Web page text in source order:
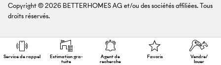
Copyright ©2026 BETTERHOMES AG et/ou des sociétés affiliées. Tous
droits réservés.
Service de rappel Estimation gra­
tuite
Agent de
recherche
Favoris Vendre/
louer